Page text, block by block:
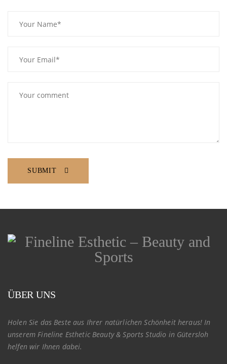
SUBMIT
ÜBER UNS
Holen Sie das Beste aus Ihrer natürlichen Schönheit heraus! In
unserem Fineline Esthetic Beauty & Sports Studio in Gütersloh
helfen wir Ihnen dabei.